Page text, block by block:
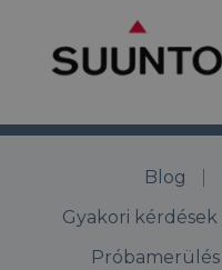
Blog
Gyakori kérdések
Próbamerülés